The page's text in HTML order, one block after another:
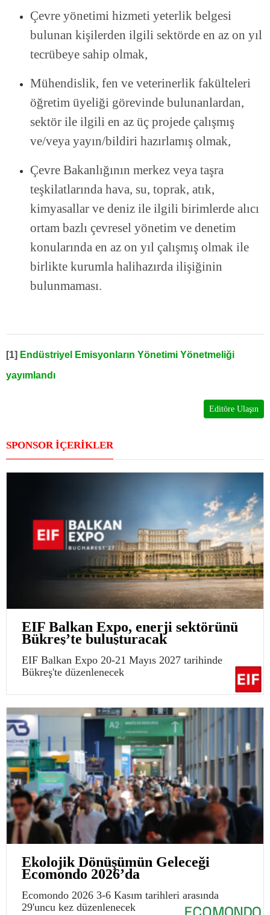
Çevre yönetimi hizmeti yeterlik belgesi
bulunan kişilerden ilgili sektörde en az on yıl
tecrübeye sahip olmak,
Mühendislik, fen ve veterinerlik fakülteleri
öğretim üyeliği görevinde bulunanlardan,
sektör ile ilgili en az üç projede çalışmış
ve/veya yayın/bildiri hazırlamış olmak,
Çevre Bakanlığının merkez veya taşra
teşkilatlarında hava, su, toprak, atık,
kimyasallar ve deniz ile ilgili birimlerde alıcı
ortam bazlı çevresel yönetim ve denetim
konularında en az on yıl çalışmış olmak ile
birlikte kurumla halihazırda ilişiğinin
bulunmaması.
[1] Endüstriyel Emisyonların Yönetimi Yönetmeliği
yayımlandı
Editöre Ulaşın
SPONSOR İÇERİKLER
EIF Balkan Expo, enerji sektörünü
Bükreş’te buluşturacak
EIF Balkan Expo 20-21 Mayıs 2027 tarihinde
Bükreş'te düzenlenecek
Ekolojik Dönüşümün Geleceği
Ecomondo 2026’da
Ecomondo 2026 3-6 Kasım tarihleri arasında
29'uncu kez düzenlenecek